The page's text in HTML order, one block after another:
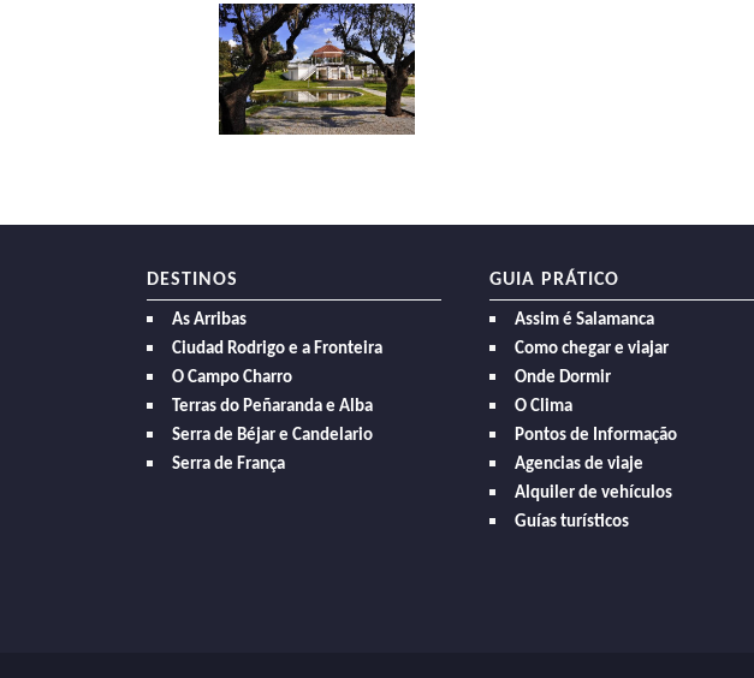
DESTINOS
As Arribas
Ciudad Rodrigo e a Fronteira
O Campo Charro
Terras do Peñaranda e Alba
Serra de Béjar e Candelario
Serra de França
GUIA PRÁTICO
Assim é Salamanca
Como chegar e viajar
Onde Dormir
O Clima
Pontos de Informação
Agencias de viaje
Alquiler de vehículos
Guías turísticos